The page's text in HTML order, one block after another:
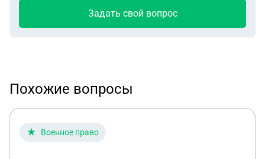
Задать свой вопрос
Похожие вопросы
Военное право